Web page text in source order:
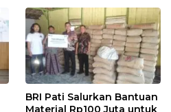
BRI Pati Salurkan Bantuan
Material Rp100 Juta untuk